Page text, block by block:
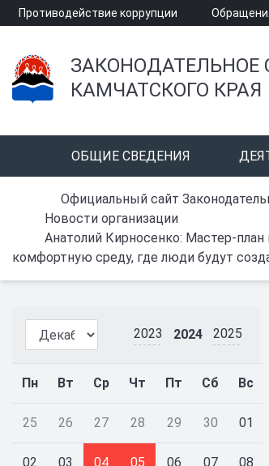
Противодействие коррупции
ЗАКОНОДАТЕЛЬНОЕ
КАМЧАТСКОГО КРАЯ
ОБЩИЕ СВЕДЕНИЯ
Официальный сайт
Новости организации
Анатолий Кирносенко: Мастер-
комфортную среду, где люди будут
2023 2024 2025
Пн Вт Ср Чт Пт Сб Вс
25 26 27 28 29 30 01
02 03 04 05 06 07 08